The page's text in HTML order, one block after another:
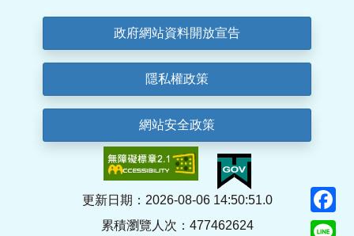
政府網站資料開放宣告
隱私權政策
網站安全政策
更新日期：2026-08-06 14:50:51.0
累積瀏覽人次：477462624